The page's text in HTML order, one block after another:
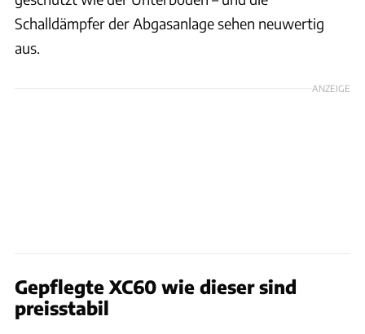
Schalldämpfer der Abgasanlage sehen neuwertig
aus.
ANZEIGE
Gepflegte XC60 wie dieser sind
preisstabil